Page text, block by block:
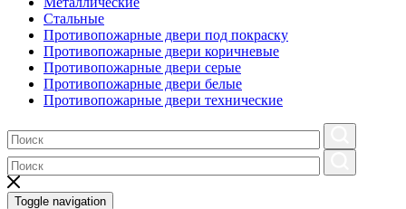
Стальные
Противопожарные двери под покраску
Противопожарные двери коричневые
Противопожарные двери серые
Противопожарные двери белые
Противопожарные двери технические
Toggle navigation